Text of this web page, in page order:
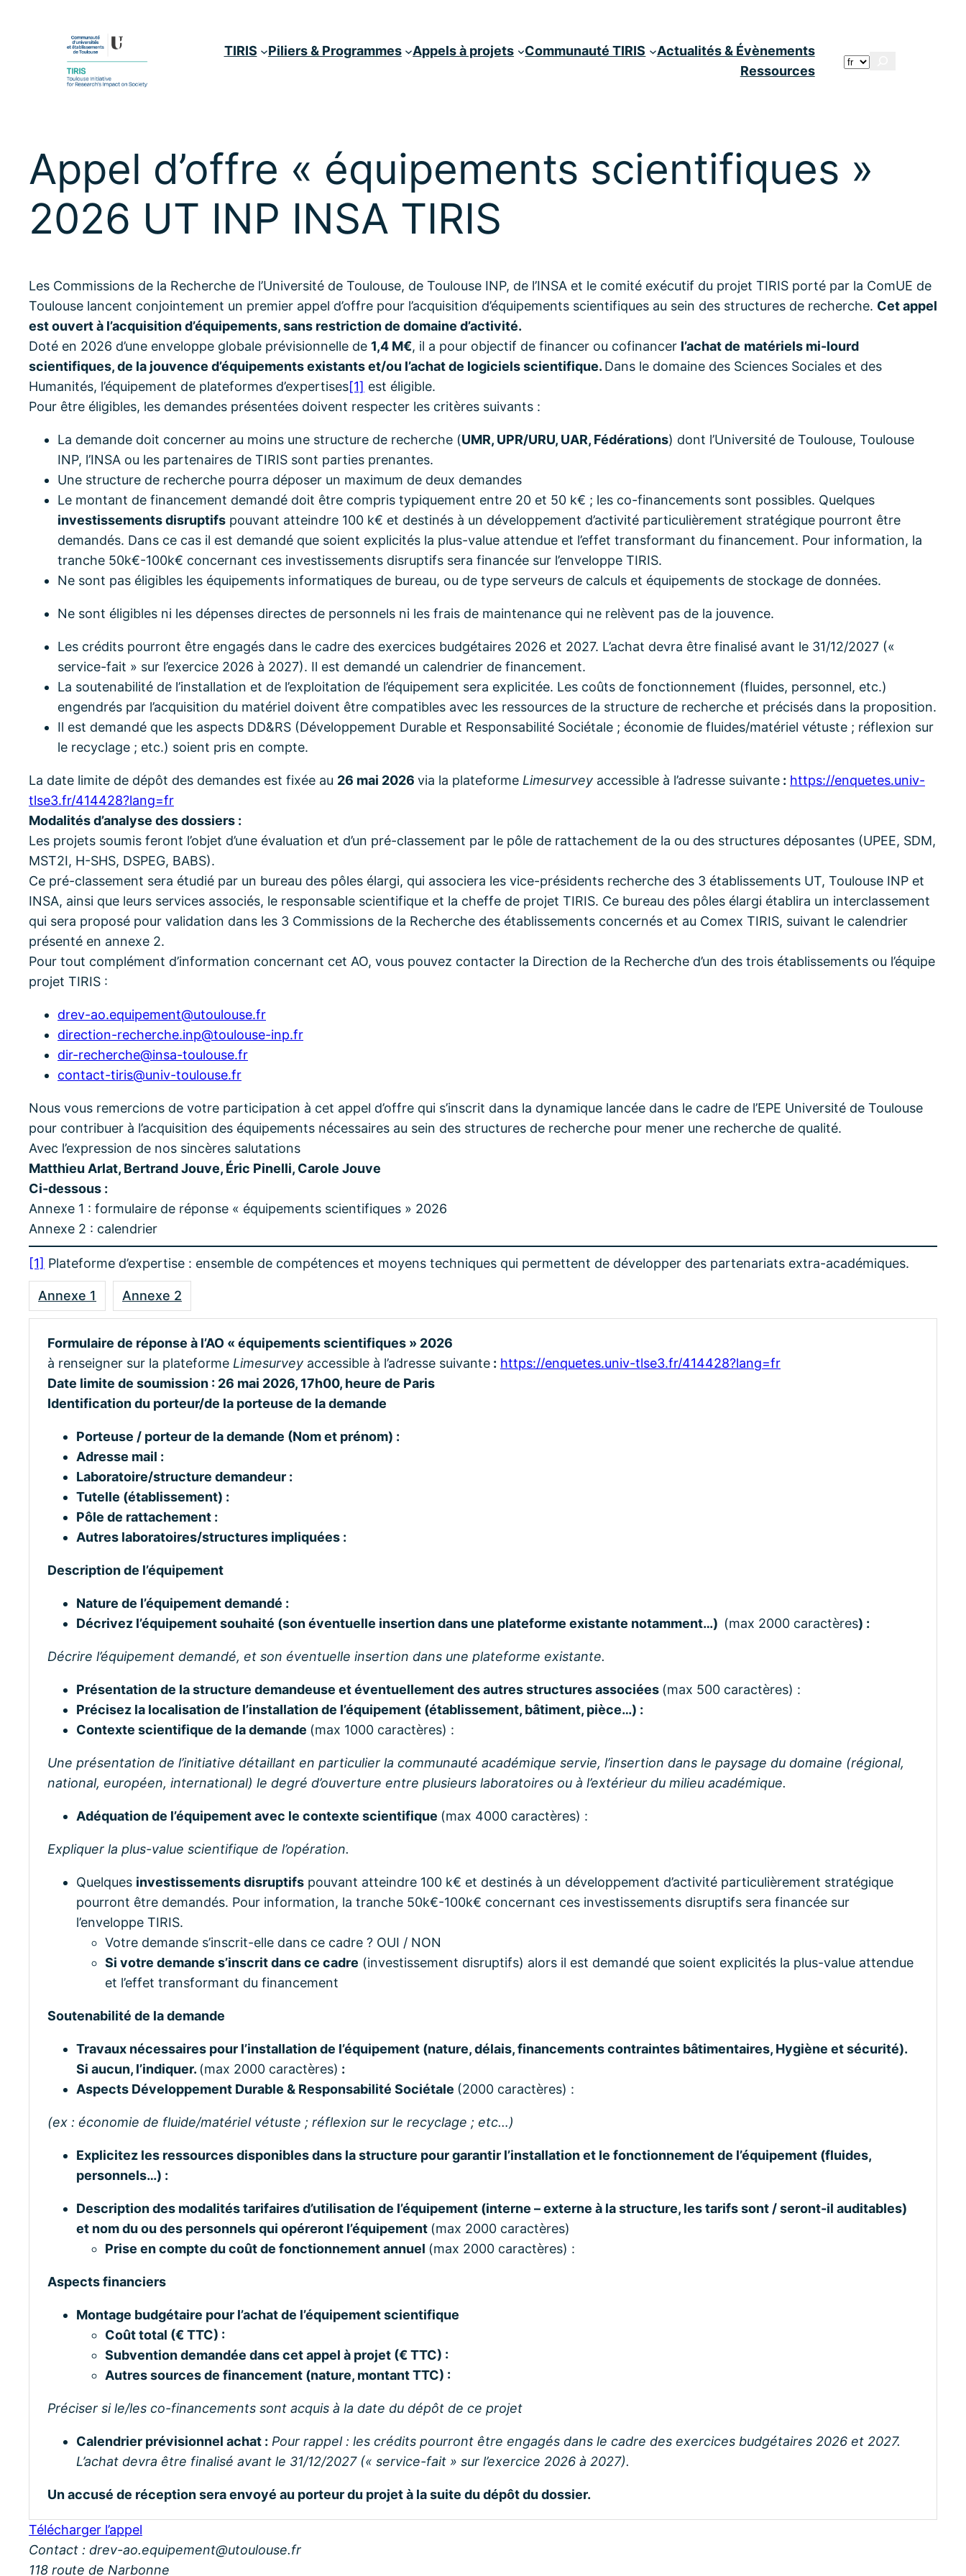
TIRIS Piliers & Programmes Appels à projets Communauté TIRIS
Actualités & Évènements
Ressources
Rechercher
Appel d’offre « équipements scientifiques »
2026 UT INP INSA TIRIS
Les Commissions de la Recherche de l’Université de Toulouse, de Toulouse INP, de l’INSA et le comité exécutif du projet TIRIS porté par la ComUE de
Toulouse lancent conjointement un premier appel d’offre pour l’acquisition d’équipements scientifiques au sein des structures de recherche. Cet appel
est ouvert à l’acquisition d’équipements, sans restriction de domaine d’activité.
Doté en 2026 d’une enveloppe globale prévisionnelle de 1,4 M€, il a pour objectif de financer ou cofinancer l’achat de matériels mi-lourd
scientifiques, de la jouvence d’équipements existants et/ou l’achat de logiciels scientifique. Dans le domaine des Sciences Sociales et des
Humanités, l’équipement de plateformes d’expertises[1] est éligible.
Pour être éligibles, les demandes présentées doivent respecter les critères suivants :
La demande doit concerner au moins une structure de recherche (UMR, UPR/URU, UAR, Fédérations) dont l’Université de Toulouse, Toulouse
INP, l’INSA ou les partenaires de TIRIS sont parties prenantes.
Une structure de recherche pourra déposer un maximum de deux demandes
Le montant de financement demandé doit être compris typiquement entre 20 et 50 k€ ; les co-financements sont possibles. Quelques
investissements disruptifs pouvant atteindre 100 k€ et destinés à un développement d’activité particulièrement stratégique pourront être
demandés. Dans ce cas il est demandé que soient explicités la plus-value attendue et l’effet transformant du financement. Pour information, la
tranche 50k€-100k€ concernant ces investissements disruptifs sera financée sur l’enveloppe TIRIS.
Ne sont pas éligibles les équipements informatiques de bureau, ou de type serveurs de calculs et équipements de stockage de données.
Ne sont éligibles ni les dépenses directes de personnels ni les frais de maintenance qui ne relèvent pas de la jouvence.
Les crédits pourront être engagés dans le cadre des exercices budgétaires 2026 et 2027. L’achat devra être finalisé avant le 31/12/2027 («
service-fait » sur l’exercice 2026 à 2027). Il est demandé un calendrier de financement.
La soutenabilité de l’installation et de l’exploitation de l’équipement sera explicitée. Les coûts de fonctionnement (fluides, personnel, etc.)
engendrés par l’acquisition du matériel doivent être compatibles avec les ressources de la structure de recherche et précisés dans la proposition.
Il est demandé que les aspects DD&RS (Développement Durable et Responsabilité Sociétale ; économie de fluides/matériel vétuste ; réflexion sur
le recyclage ; etc.) soient pris en compte.
La date limite de dépôt des demandes est fixée au 26 mai 2026 via la plateforme Limesurvey accessible à l’adresse suivante : https://enquetes.univ-
tlse3.fr/414428?lang=fr
Modalités d’analyse des dossiers :
Les projets soumis feront l’objet d’une évaluation et d’un pré-classement par le pôle de rattachement de la ou des structures déposantes (UPEE, SDM,
MST2I, H-SHS, DSPEG, BABS).
Ce pré-classement sera étudié par un bureau des pôles élargi, qui associera les vice-présidents recherche des 3 établissements UT, Toulouse INP et
INSA, ainsi que leurs services associés, le responsable scientifique et la cheffe de projet TIRIS. Ce bureau des pôles élargi établira un interclassement
qui sera proposé pour validation dans les 3 Commissions de la Recherche des établissements concernés et au Comex TIRIS, suivant le calendrier
présenté en annexe 2.
Pour tout complément d’information concernant cet AO, vous pouvez contacter la Direction de la Recherche d’un des trois établissements ou l’équipe
projet TIRIS :
drev-ao.equipement@utoulouse.fr
direction-recherche.inp@toulouse-inp.fr
dir-recherche@insa-toulouse.fr
contact-tiris@univ-toulouse.fr
Nous vous remercions de votre participation à cet appel d’offre qui s’inscrit dans la dynamique lancée dans le cadre de l’EPE Université de Toulouse
pour contribuer à l’acquisition des équipements nécessaires au sein des structures de recherche pour mener une recherche de qualité.
Avec l’expression de nos sincères salutations
Matthieu Arlat, Bertrand Jouve, Éric Pinelli, Carole Jouve
Ci-dessous :
Annexe 1 : formulaire de réponse « équipements scientifiques » 2026
Annexe 2 : calendrier
[1] Plateforme d’expertise : ensemble de compétences et moyens techniques qui permettent de développer des partenariats extra-académiques.
Annexe 1 Annexe 2
Formulaire de réponse à l’AO « équipements scientifiques » 2026
à renseigner sur la plateforme Limesurvey accessible à l’adresse suivante : https://enquetes.univ-tlse3.fr/414428?lang=fr
Date limite de soumission : 26 mai 2026, 17h00, heure de Paris
Identification du porteur/de la porteuse de la demande
Porteuse / porteur de la demande (Nom et prénom) :
Adresse mail :
Laboratoire/structure demandeur :
Tutelle (établissement) :
Pôle de rattachement :
Autres laboratoires/structures impliquées :
Description de l’équipement
Nature de l’équipement demandé :
Décrivez l’équipement souhaité (son éventuelle insertion dans une plateforme existante notamment…) (max 2000 caractères) :
Décrire l’équipement demandé, et son éventuelle insertion dans une plateforme existante.
Présentation de la structure demandeuse et éventuellement des autres structures associées (max 500 caractères) :
Précisez la localisation de l’installation de l’équipement (établissement, bâtiment, pièce…) :
Contexte scientifique de la demande (max 1000 caractères) :
Une présentation de l’initiative détaillant en particulier la communauté académique servie, l’insertion dans le paysage du domaine (régional,
national, européen, international) le degré d’ouverture entre plusieurs laboratoires ou à l’extérieur du milieu académique.
Adéquation de l’équipement avec le contexte scientifique (max 4000 caractères) :
Expliquer la plus-value scientifique de l’opération.
Quelques investissements disruptifs pouvant atteindre 100 k€ et destinés à un développement d’activité particulièrement stratégique
pourront être demandés. Pour information, la tranche 50k€-100k€ concernant ces investissements disruptifs sera financée sur
l’enveloppe TIRIS.
Votre demande s’inscrit-elle dans ce cadre ? OUI / NON
Si votre demande s’inscrit dans ce cadre (investissement disruptifs) alors il est demandé que soient explicités la plus-value attendue
et l’effet transformant du financement
Soutenabilité de la demande
Travaux nécessaires pour l’installation de l’équipement (nature, délais, financements contraintes bâtimentaires, Hygiène et sécurité).
Si aucun, l’indiquer. (max 2000 caractères) :
Aspects Développement Durable & Responsabilité Sociétale (2000 caractères) :
(ex : économie de fluide/matériel vétuste ; réflexion sur le recyclage ; etc…)
Explicitez les ressources disponibles dans la structure pour garantir l’installation et le fonctionnement de l’équipement (fluides,
personnels…) :
Description des modalités tarifaires d’utilisation de l’équipement (interne – externe à la structure, les tarifs sont / seront-il auditables)
et nom du ou des personnels qui opéreront l’équipement (max 2000 caractères)
Prise en compte du coût de fonctionnement annuel (max 2000 caractères) :
Aspects financiers
Montage budgétaire pour l’achat de l’équipement scientifique
Coût total (€ TTC) :
Subvention demandée dans cet appel à projet (€ TTC) :
Autres sources de financement (nature, montant TTC) :
Préciser si le/les co-financements sont acquis à la date du dépôt de ce projet
Calendrier prévisionnel achat : Pour rappel : les crédits pourront être engagés dans le cadre des exercices budgétaires 2026 et 2027.
L’achat devra être finalisé avant le 31/12/2027 (« service-fait » sur l’exercice 2026 à 2027).
Un accusé de réception sera envoyé au porteur du projet à la suite du dépôt du dossier.
Télécharger l’appel
Contact : drev-ao.equipement@utoulouse.fr
118 route de Narbonne